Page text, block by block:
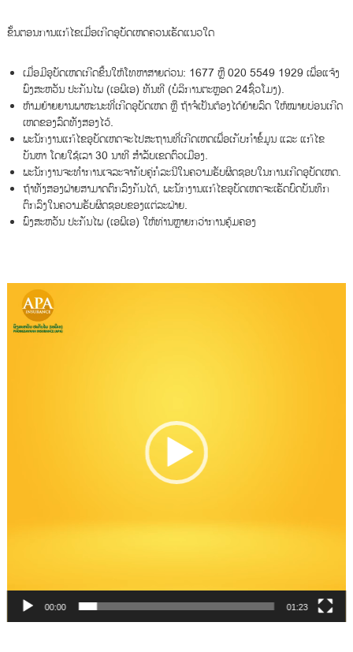
ຂັ້ນຕອນການແກ້ໄຂເມື່ອເກີດອຸບັດເຫດຄວນເຮັດແນວໃດ
ເມື່ອມີອຸບັດເຫດເກີດຂຶ້ນໃຫ້ໂທຫາສາຍດ່ວນ: 1677 ຫຼື 020 5549 1929 ເພື່ອແຈ້ງ
ພົງສະຫວັນ ປະກັນໄພ (ເອພີເອ) ທັນທີ (ບໍລິການຕະຫຼອດ 24ຊົ່ວໂມງ).
ຫ້າມຍ້າຍຍານພາຫະນະທີ່ເກີດອຸບັດເຫດ ຫຼື ຖ້າຈໍເປັນຕ້ອງໄດ້ຍ້າຍລົດ ໃຫ້ໝາຍບ່ອນເກີດ
ເຫດຂອງລົດທັງສອງໄວ້.
ພະນັກງານແກ້ໄຂອຸບັດເຫດຈະໄປສະຖານທີ່ເກີດເຫດເພື່ອເກັບກໍາຂໍ້ມູນ ແລະ ແກ້ໄຂ
ບັນຫາ ໂດຍໃຊ້ເລາ 30 ນາທີ ສຳລັບເຂດຕົວເມືອງ.
ພະນັກງານຈະທໍາການເຈລະຈາກັບຄູ່ກໍລະນີໃນຄວາມຮັບຜິດຊອບໃນການເກີດອຸບັດເຫດ.
ຖ້າທັງສອງຝ່າຍສາມາດຕົກລົງກັນໄດ້, ພະນັກງານແກ້ໄຂອຸບັດເຫດຈະເຮັດບົດບັນທຶກ
ຕົກລົງໃນຄວາມຮັບຜິດຊອບຂອງແຕ່ລະຝ່າຍ.
ພົງສະຫວັນ ປະກັນໄພ (ເອພີເອ) ໃຫ້ທ່ານຫຼາຍກວ່າການຄຸ້ມຄອງ
ວິດີ
00:00 01:23